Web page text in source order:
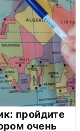
пройдите
очень